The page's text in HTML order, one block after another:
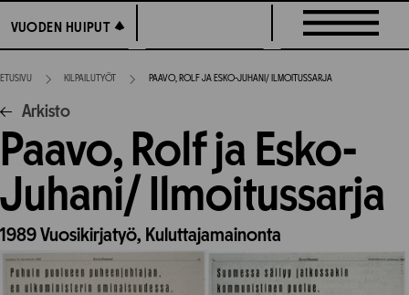
suoraan
sisältöön
VUODEN HUIPUT
VUODEN HUIPUT
ETUSIVU KILPAILUTYÖT PAAVO, ROLF JA ESKO-JUHANI/ ILMOITUSSARJA
Arkisto
Paavo, Rolf ja Esko-
Juhani/ Ilmoitussarja
1989Vuosikirjatyö, Kuluttajamainonta